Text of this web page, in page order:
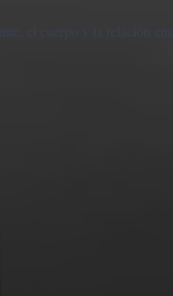
el cuerpo y la relación